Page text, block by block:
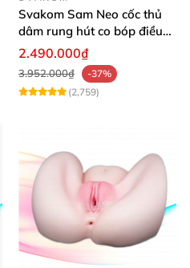
Svakom Sam Neo cốc thủ
dâm rung hút co bóp điều
khiển App tiện lợi
2.490.000₫
3.952.000₫
-37%
(2,759)